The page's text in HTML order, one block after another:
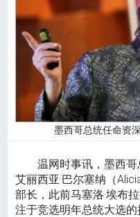
墨西哥总统任命资
温网时事讯，墨西
艾丽西亚·巴尔塞纳（
部长，此前马塞洛·埃布
注于竞选明年总统大选的